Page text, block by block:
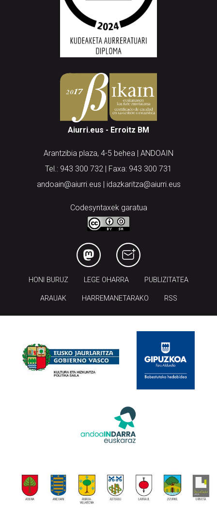
Aiurri.eus - Erroitz BM
Arantzibia plaza, 4-5 behea | ANDOAIN
Tel.: 943 300 732 | Faxa: 943 300 731
andoain@aiurri.eus | idazkaritza@aiurri.eus
Codesyntaxek garatua
HONI BURUZ LEGE OHARRA PUBLIZITATEA
ARAUAK HARREMANETARAKO RSS